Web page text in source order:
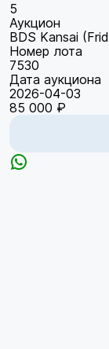
5
Аукцион
BDS Kansai
Номер лота
7530
Дата аукциона
2026-04-03
85 000 ₽